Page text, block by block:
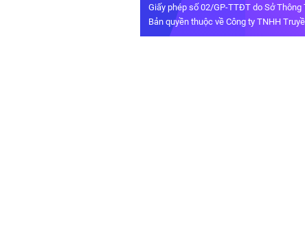
Giấy phép số 02/GP-TTĐT do Sở
Bản quyền thuộc về Công ty TNHH